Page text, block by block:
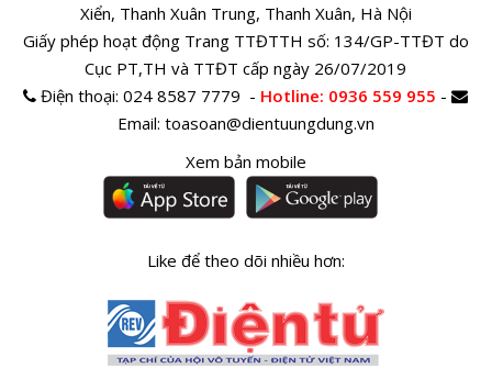
Xiển, Thanh Xuân Trung, Thanh Xuân, Hà Nội
Giấy phép hoạt động Trang TTĐTTH số: 134/GP-TTĐT do
Cục PT,TH và TTĐT cấp ngày 26/07/2019
Điện thoại:024 8587 7779 - Hotline: 0936 559 955 -
Email: toasoan@dientuungdung.vn
Xem bản mobile
Like để theo dõi nhiều hơn: